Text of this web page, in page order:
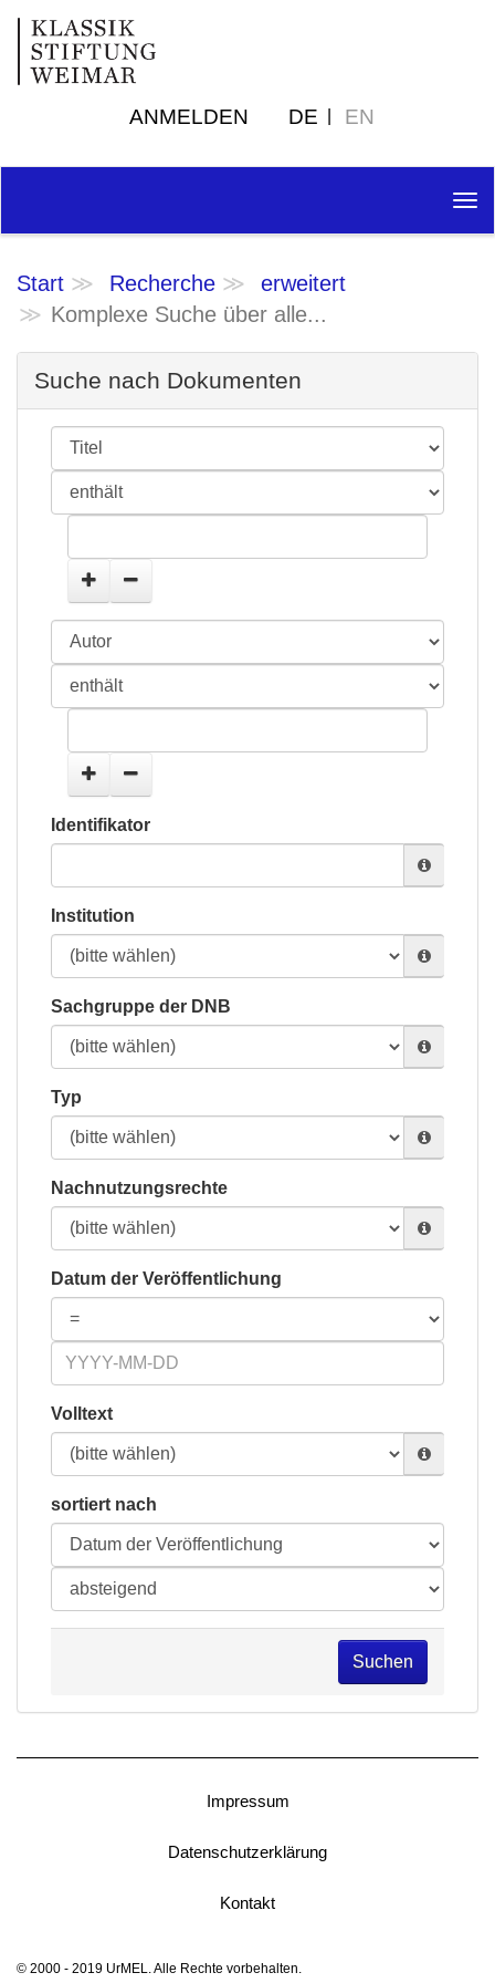
ANMELDEN DE EN
Start Recherche
erweitert
Komplexe Suche über alle...
Suche nach Dokumenten
Identifikator
Institution
Sachgruppe der DNB
Typ
Nachnutzungsrechte
Datum der Veröffentlichung
Volltext
sortiert nach
Suchen
Impressum
Datenschutzerklärung
Kontakt
© 2000 - 2019 UrMEL. Alle Rechte vorbehalten.